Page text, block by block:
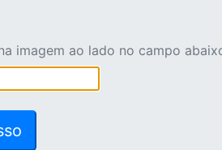
imagem ao lado no campo